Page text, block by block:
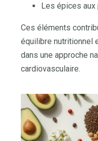
Les épices
Ces éléments
équilibre nutritionnel
dans une approche
cardiovasculaire.